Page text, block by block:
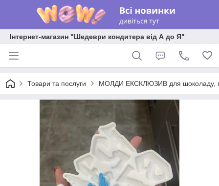
Інтернет-магазин "Шедеври кондитера від А до Я"
Товари та послуги МОЛДИ ЕКСКЛЮЗИВ для шоколаду,